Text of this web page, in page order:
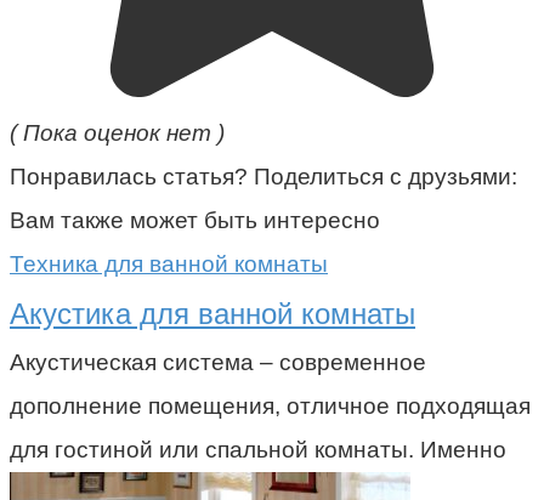
( Пока оценок нет )
Понравилась статья? Поделиться с друзьями:
Вам также может быть интересно
Техника для ванной комнаты
Акустика для ванной комнаты
Акустическая система – современное
дополнение помещения, отличное подходящая
для гостиной или спальной комнаты. Именно